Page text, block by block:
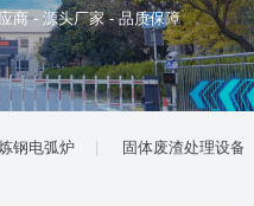
商 - 源头厂家 - 品质保障
钢电弧炉 固体废渣处理设备